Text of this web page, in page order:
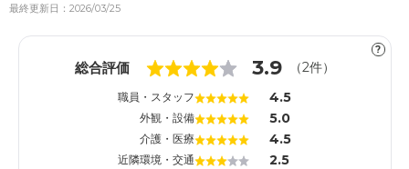
最終更新日：2026/03/25
?
総合評価 3.9 （2件）
職員・スタッフ 4.5
外観・設備 5.0
介護・医療 4.5
近隣環境・交通 2.5